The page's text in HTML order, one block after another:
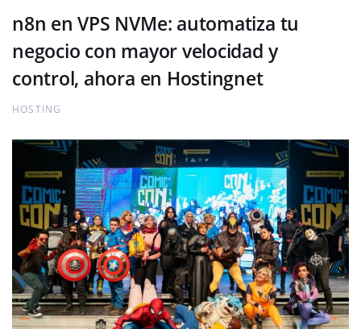
n8n en VPS NVMe: automatiza tu
negocio con mayor velocidad y
control, ahora en Hostingnet
HOSTING